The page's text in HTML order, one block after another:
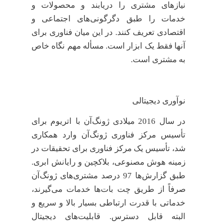
نیازهای مشتری را دریابند و محصولات و
خدمات را طبق دگرگونی‌های اجتماعی و
اقتصادی تعریف کنند. در این میان فناوری برای
آنها فقط یک ابزار است. مسأله مهم نگاه خاص
به مشتری است.
نوآوری دیجیتالی
در سال 2016 میلادی ژونگ‌آن با اتریوم برای
تأسیس مرکز فناوری ژونگ‌آن وارد همکاری
شد، تأسیس یک مرکز فناوری برای تحقیقات در
زمینه هوش مصنوعی، بلاکچین و رایانش ابری.
طبق گزارش‌ها 97 درصد مشتری‌های ژونگ‌آن
صرفاً از طریق چت‌ با‌ت‌ها خدمات می‌گیرند،
خدماتی با قدرت ارتباطی بسیار بالا و سریع و
البته قابل دسترس. قابلیت‌های دیجیتال